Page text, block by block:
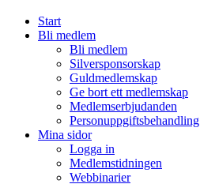
Start
Bli medlem
Bli medlem
Silversponsorskap
Guldmedlemskap
Ge bort ett medlemskap
Medlemserbjudanden
Personuppgiftsbehandling
Mina sidor
Logga in
Medlemstidningen
Webbinarier